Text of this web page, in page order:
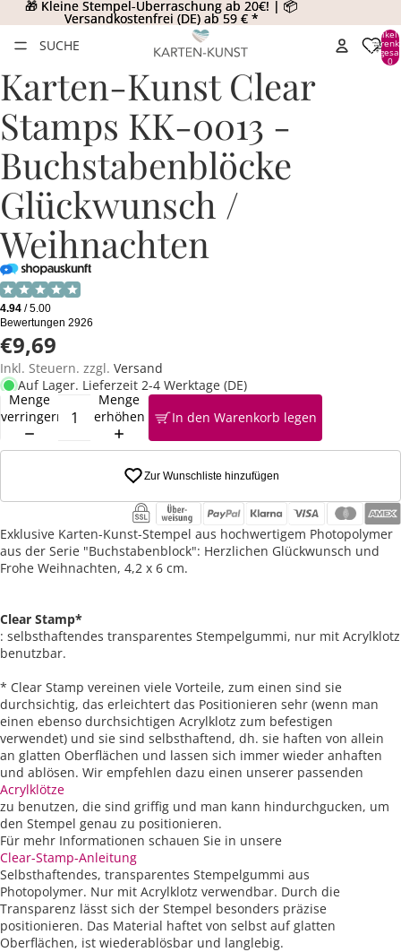
🎁 Kleine Stempel-Überraschung ab 20€! | 📦
Versandkostenfrei (DE) ab 59 € *
🎁 Kleine Stempel-Überraschung ab 20€! | 📦
Versandkostenfrei (DE) ab 59 € *
SUCHE
Artikel
0
Karten-Kunst Clear
Stamps KK-0013 -
Buchstabenblöcke
Glückwunsch /
Weihnachten
€9,69
Inkl. Steuern. zzgl. Versand
Auf Lager. Lieferzeit 2-4 Werktage (DE)
Menge
verringern
Menge
erhöhen
In den Warenkorb legen
Zur Wunschliste hinzufügen
Exklusive Karten-Kunst-Stempel aus hochwertigem Photopolymer
aus der Serie "Buchstabenblock": Herzlichen Glückwunsch und
Frohe Weihnachten, 4,2 x 6 cm.
Clear Stamp*
: selbsthaftendes transparentes Stempelgummi, nur mit Acrylklotz
benutzbar.
* Clear Stamp vereinen viele Vorteile, zum einen sind sie
durchsichtig, das erleichtert das Positionieren sehr (wenn man
einen ebenso durchsichtigen Acrylklotz zum befestigen
verwendet) und sie sind selbsthaftend, dh. sie haften von allein
an glatten Oberflächen und lassen sich immer wieder anhaften
und ablösen. Wir empfehlen dazu einen unserer passenden
Acrylklötze
zu benutzen, die sind griffig und man kann hindurchgucken, um
den Stempel genau zu positionieren.
Für mehr Informationen schauen Sie in unsere
Clear-Stamp-Anleitung
Selbsthaftendes, transparentes Stempelgummi aus
Photopolymer. Nur mit Acrylklotz verwendbar. Durch die
Transparenz lässt sich der Stempel besonders präzise
positionieren. Das Material haftet von selbst auf glatten
Oberflächen, ist wiederablösbar und langlebig.